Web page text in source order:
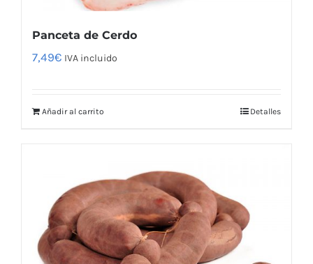
en
la
Panceta de Cerdo
7,49€ IVA incluido
Añadir al carrito Detalles